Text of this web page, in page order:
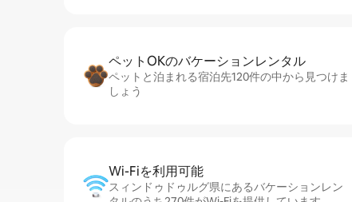
ペットOKのバ⁠ケ⁠ー⁠シ⁠ョ⁠ンレ⁠ン⁠タ⁠ル
ペットと泊まれる宿泊先120件の中から見つけま
しょう
Wi-Fiを利⁠用⁠可⁠能
スィンドゥドゥルグ県にあるバケーションレン